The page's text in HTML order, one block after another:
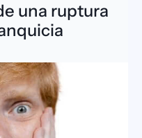
una ruptura